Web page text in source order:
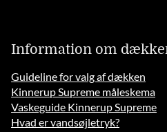
Information om
Guideline for valg af dækken
Kinnerup Supreme måleskema
Vaskeguide Kinnerup Supreme
Hvad er vandsøjletryk?